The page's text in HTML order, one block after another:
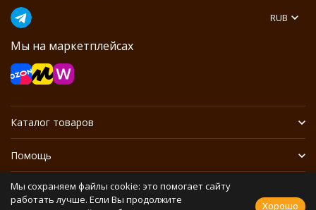
Мы на маркетплейсах
RUB
Каталог товаров
Помощь
Информация
Мы сохраняем файлы cookie: это помогает сайту
работать лучше. Если Вы продолжите
Хорошо